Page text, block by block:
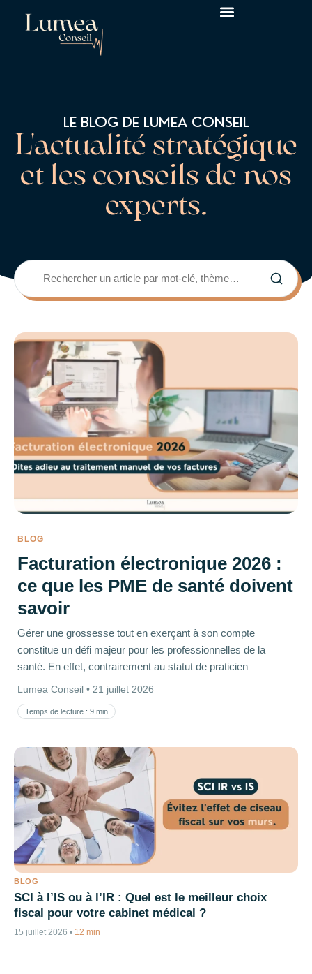
LE BLOG DE LUMEA CONSEIL
L'actualité stratégique
et les conseils de nos
experts.
BLOG
Facturation électronique 2026 :
ce que les PME de santé doivent
savoir
Gérer une grossesse tout en exerçant à son compte
constitue un défi majeur pour les professionnelles de la
santé. En effet, contrairement au statut de praticien
Lumea Conseil • 21 juillet 2026
Temps de lecture : 9 min
BLOG
SCI à l’IS ou à l’IR : Quel est le meilleur choix
fiscal pour votre cabinet médical ?
15 juillet 2026 • 12 min